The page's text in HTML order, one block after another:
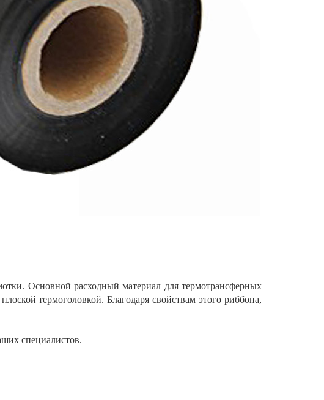
Основной расходный материал для термотрансферных
термоголовкой. Благодаря свойствам этого риббона,
специалистов.